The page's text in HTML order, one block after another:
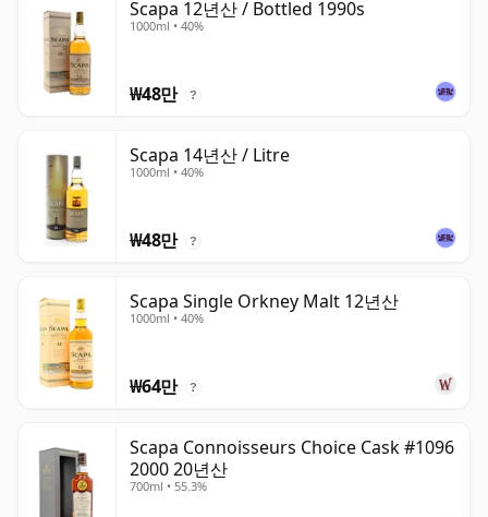
Scapa 12년산 / Bottled 1990s
1000ml • 40%
₩48만 ?
Scapa 14년산 / Litre
1000ml • 40%
₩48만 ?
Scapa Single Orkney Malt 12년산
1000ml • 40%
₩64만 ?
Scapa Connoisseurs Choice Cask #1096
2000 20년산
700ml • 55.3%